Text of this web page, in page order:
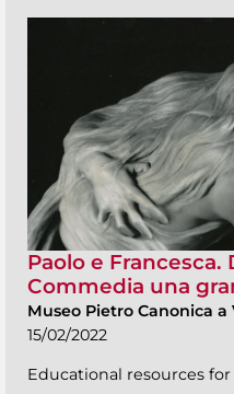
Paolo e Francesca.
Commedia una
Museo Pietro Canonica a
15/02/2022
Educational resources for